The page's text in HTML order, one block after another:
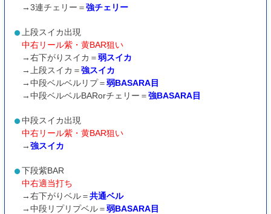
→3連チェリー＝強チェリー
上段スイカ出現
中右リール紫・黄BAR狙い
→右下がりスイカ＝弱スイカ
→上段スイカ＝強スイカ
→中段ベルベルリプ＝弱BASARA目
→中段ベルベルBARorチェリー＝強BASARA目
中段スイカ出現
中右リール紫・黄BAR狙い
→強スイカ
下段紫BAR
中右適当打ち
→右下がりベル＝共通ベル
→中段リプリプベル＝弱BASARA目